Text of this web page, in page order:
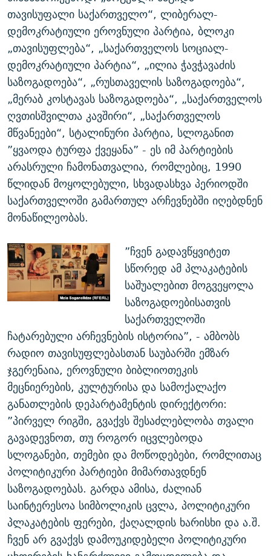
თავისუფალი საქართველო“, ლიბერალ-
დემოკრატიული ეროვნული პარტია, ბლოკი
„თავისუფლება“, „საქართველოს სოციალ-
დემოკრატიული პარტია“, „ილია ჭავჭავაძის
საზოგადოება“, „რუსთაველის საზოგადოება“,
„მერაბ კოსტავას საზოგადოება“, „საქართველოს
ღვთისშვილთა კავშირი“, „საქართველოს
მწვანეები“, სტალინური პარტია, სლოგანით
”ყვაოდა ტურფა ქვეყანა” - ეს იმ პარტიების
არასრული ჩამონათვალია, რომლებიც, 1990
წლიდან მოყოლებული, სხვადასხვა პერიოდში
საქართველოში გამართულ არჩევნებში იღებდნენ
მონაწილეობას.
”ჩვენ გადავწყვიტეთ
სწორედ ამ პლაკატების
საშუალებით მოგვეყოლა
საზოგადოებისათვის
საქართველოში
ჩატარებული არჩევნების ისტორია”, - ამბობს
რადიო თავისუფლებასთან საუბარში ემზარ
ჯგერენაია, ეროვნული ბიბლიოთეკის
მეცნიერების, კულტურისა და სამოქალაქო
განათლების დეპარტამენტის დირექტორი:
”პირველ რიგში, გვაქვს შესაძლებლობა თვალი
გავადევნოთ, თუ როგორ იცვლებოდა
სლოგანები, თემები და მოწოდებები, რომლითაც
პოლიტიკური პარტიები მიმართავდნენ
საზოგადოებას. გარდა ამისა, ძალიან
საინტერესოა სიმბოლიკის ცვლა, პოლიტიკური
პლაკატების ფერები, ქაღალდის ხარისხი და ა.შ.
ჩვენ არ გვაქვს დამოუკიდებელი პოლიტიკური